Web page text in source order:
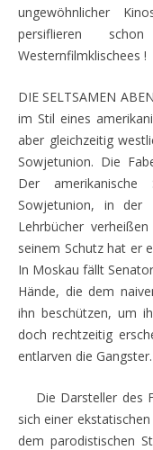
ungewöhnlicher
persiflieren
Westernfilmklischees !
DIE SELTSAMEN
im Stil eines
aber gleichzeitig
Sowjetunion. Die
Der
Sowjetunion, in der
Lehrbücher
seinem Schutz hat er
In Moskau fällt
Hände, die dem
ihn beschützen, um
doch rechtzeitig
entlarven die Gangster.
Die Darsteller des
sich einer
dem parodistischen